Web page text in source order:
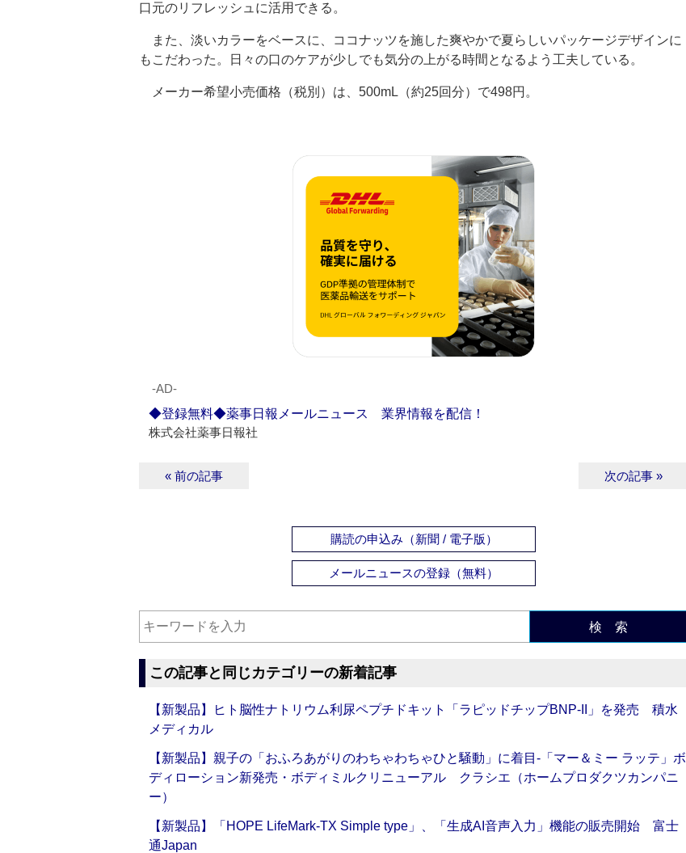
口元のリフレッシュに活用できる。
また、淡いカラーをベースに、ココナッツを施した爽やかで夏らしいパッケージデザインに
もこだわった。日々の口のケアが少しでも気分の上がる時間となるよう工夫している。
メーカー希望小売価格（税別）は、500mL（約25回分）で498円。
‐AD‐
◆登録無料◆薬事日報メールニュース 業界情報を配信！
株式会社薬事日報社
« 前の記事 次の記事 »
購読の申込み（新聞 / 電子版）
メールニュースの登録（無料）
検 索
この記事と同じカテゴリーの新着記事
【新製品】ヒト脳性ナトリウム利尿ペプチドキット「ラピッドチップBNP-II」を発売 積水
メディカル
【新製品】親子の「おふろあがりのわちゃわちゃひと騒動」に着目‐「マー＆ミー ラッテ」ボ
ディローション新発売・ボディミルクリニューアル クラシエ（ホームプロダクツカンパニ
ー）
【新製品】「HOPE LifeMark-TX Simple type」、「生成AI音声入力」機能の販売開始 富士
通Japan